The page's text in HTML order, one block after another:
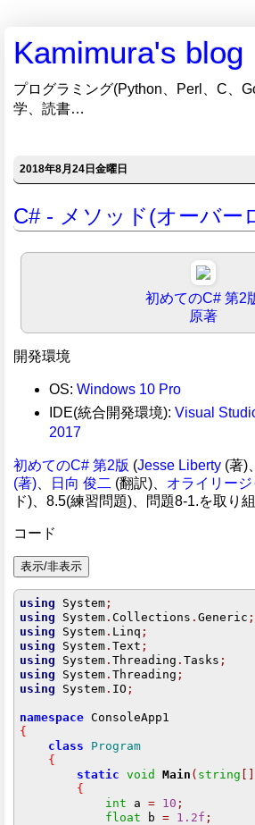
Kamimura's blog
プログラミング(Python、Perl、C、
学、読書…
2018年8月24日金曜日
C# - メソッド(オーバー
初めてのC# 第2
原著
開発環境
OS: Windows 10 Pro
IDE(統合開発環境): Visual
2017
初めてのC# 第2版 (Jesse Liberty (著)、
(著)
日向 俊二 (翻訳)、 オライリー
ド)、8.5(練習問題)、問題8-1.を取り
コード
using System ;
using System .Collections .Generic ;
using System . Linq ;
using System .Text ;
using System .Threading .Tasks ;
using System .Threading ;
using System . IO ;
namespace
{
class
Program
{
static
void Main ( string []
{
int a = 10 ;
float b = 1.2f ;